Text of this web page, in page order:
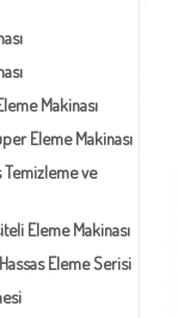
Makinası
Eleme Makinası
Temizleme ve
Eleme Makinası
Eleme Serisi